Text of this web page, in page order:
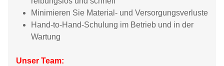
Minimieren Sie Material- und Versorgungsverluste
Hand-to-Hand-Schulung im Betrieb und in der
Wartung
Unser Team: